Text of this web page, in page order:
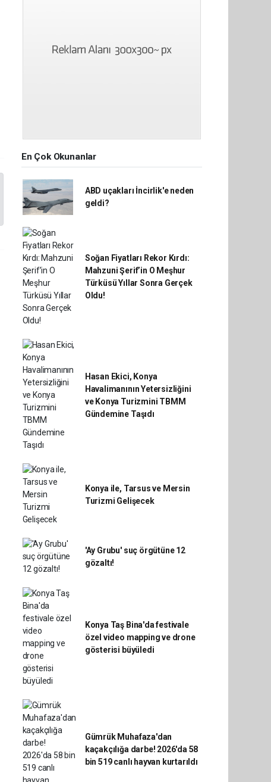
En Çok Okunanlar
ABD uçakları İncirlik'e neden
geldi?
Soğan Fiyatları Rekor Kırdı:
Mahzuni Şerif’in O Meşhur
Türküsü Yıllar Sonra Gerçek
Oldu!
Hasan Ekici, Konya
Havalimanının Yetersizliğini
ve Konya Turizmini TBMM
Gündemine Taşıdı
Konya ile, Tarsus ve Mersin
Turizmi Gelişecek
'Ay Grubu' suç örgütüne 12
gözaltı!
Konya Taş Bina'da festivale
özel video mapping ve drone
gösterisi büyüledi
Gümrük Muhafaza'dan
kaçakçılığa darbe! 2026'da 58
bin 519 canlı hayvan kurtarıldı